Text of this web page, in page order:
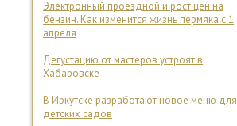
Электронный проездной и рост цен на
бензин. Как изменится жизнь пермяка с 1
апреля
Дегустацию от мастеров устроят в
Хабаровске
В Иркутске разработают новое меню для
детских садов